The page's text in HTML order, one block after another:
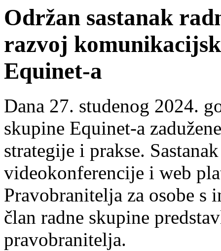
Održan sastanak
razvoj
Equinet-a
Dana 27. studenog 2024.
skupine Equinet-a
strategije i prakse.
videokonferencije i web
Pravobranitelja za osobe s
član radne skupine
pravobranitelja.